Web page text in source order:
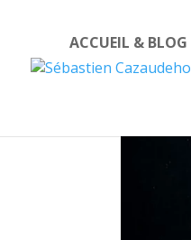
ACCUEIL & BLOG